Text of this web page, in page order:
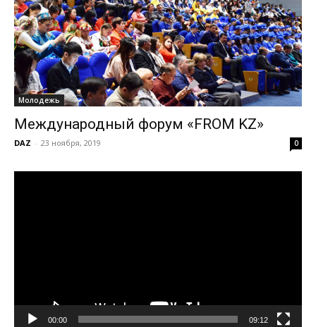
Молодежь
Международный форум «FROM KZ»
DAZ - 23 ноября, 2019 0
00:00 09:12